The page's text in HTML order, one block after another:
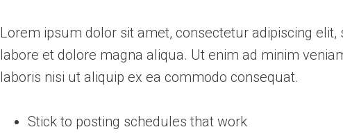
Lorem ipsum dolor sit amet, consectetur adipiscing
labore et dolore magna aliqua. Ut enim ad minim
laboris nisi ut aliquip ex ea commodo consequat.
Stick to posting schedules that work